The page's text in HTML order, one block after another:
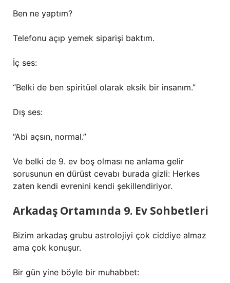
Ben ne yaptım?
Telefonu açıp yemek siparişi baktım.
İç ses:
“Belki de ben spiritüel olarak eksik bir insanım.”
Dış ses:
“Abi açsın, normal.”
Ve belki de 9. ev boş olması ne anlama gelir
sorusunun en dürüst cevabı burada gizli: Herkes
zaten kendi evrenini kendi şekillendiriyor.
Arkadaş Ortamında 9. Ev Sohbetleri
Bizim arkadaş grubu astrolojiyi çok ciddiye almaz
ama çok konuşur.
Bir gün yine böyle bir muhabbet: